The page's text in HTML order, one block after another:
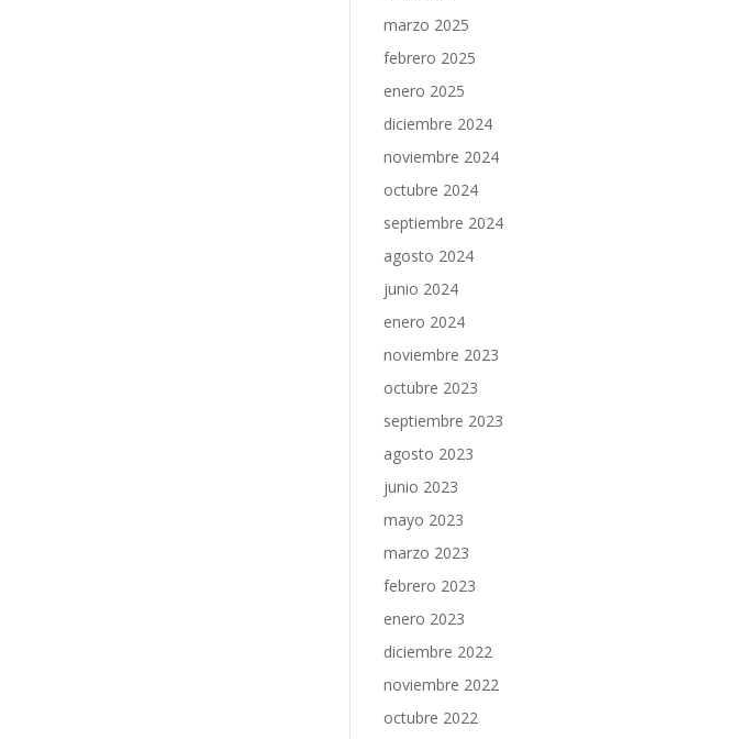
marzo 2025
febrero 2025
enero 2025
diciembre 2024
noviembre 2024
octubre 2024
septiembre 2024
agosto 2024
junio 2024
enero 2024
noviembre 2023
octubre 2023
septiembre 2023
agosto 2023
junio 2023
mayo 2023
marzo 2023
febrero 2023
enero 2023
diciembre 2022
noviembre 2022
octubre 2022